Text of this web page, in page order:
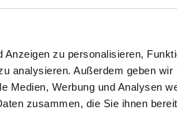
zu personalisieren,
analysieren. Außerdem geben
Medien, Werbung und Analysen
zusammen, die Sie ihnen
30 L 18
40 L 18